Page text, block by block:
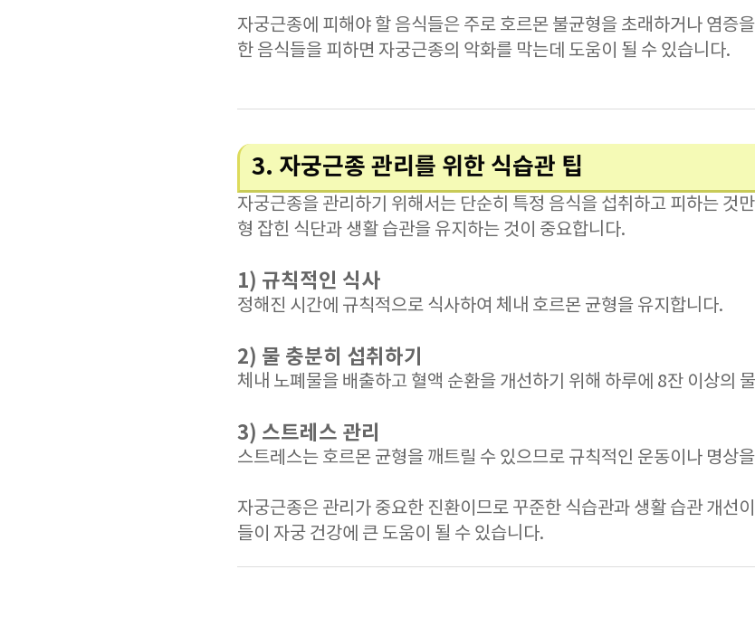
자궁근종에 피해야 할 음식들은 주로 호르몬 불균형을 초래하거나 염증
한 음식들을 피하면 자궁근종의 악화를 막는데 도움이 될 수 있습니다.
3. 자궁근종 관리를 위한 식습관 팁
자궁근종을 관리하기 위해서는 단순히 특정 음식을 섭취하고 피하는 것
형 잡힌 식단과 생활 습관을 유지하는 것이 중요합니다.
1) 규칙적인 식사
정해진 시간에 규칙적으로 식사하여 체내 호르몬 균형을 유지합니다.
2) 물 충분히 섭취하기
체내 노폐물을 배출하고 혈액 순환을 개선하기 위해 하루에 8잔 이상의
3) 스트레스 관리
스트레스는 호르몬 균형을 깨트릴 수 있으므로 규칙적인 운동이나 명상
자궁근종은 관리가 중요한 진환이므로 꾸준한 식습관과 생활 습관 개선
들이 자궁 건강에 큰 도움이 될 수 있습니다.